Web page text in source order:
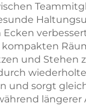
Ecken
und Stehen
sorgt
längerer